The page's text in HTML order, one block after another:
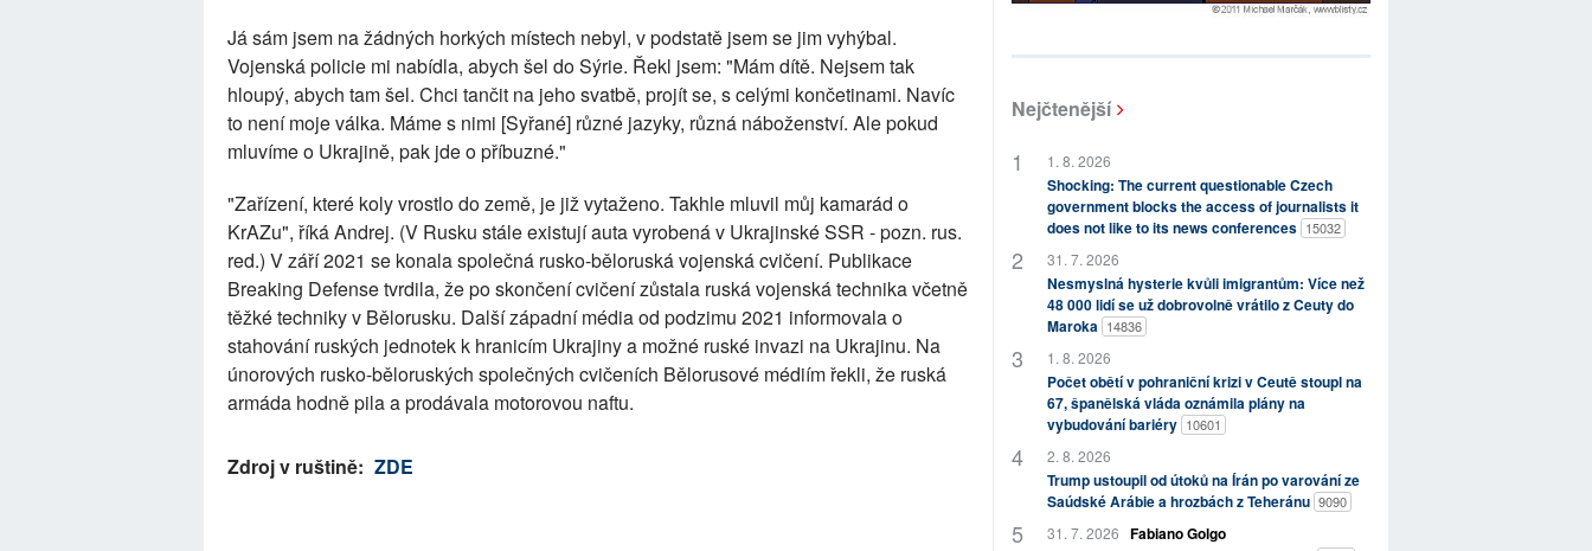
Já sám jsem na žádných horkých místech nebyl, v podstatě jsem se jim vyhýbal.
Vojenská policie mi nabídla, abych šel do Sýrie. Řekl jsem: "Mám dítě. Nejsem tak
hloupý, abych tam šel. Chci tančit na jeho svatbě, projít se, s celými končetinami. Navíc
to není moje válka. Máme s nimi [Syřané] různé jazyky, různá náboženství. Ale pokud
mluvíme o Ukrajině, pak jde o příbuzné."
"Zařízení, které koly vrostlo do země, je již vytaženo. Takhle mluvil můj kamarád o
KrAZu", říká Andrej. (V Rusku stále existují auta vyrobená v Ukrajinské SSR - pozn. rus.
red.) V září 2021 se konala společná rusko-běloruská vojenská cvičení. Publikace
Breaking Defense tvrdila, že po skončení cvičení zůstala ruská vojenská technika včetně
těžké techniky v Bělorusku. Další západní média od podzimu 2021 informovala o
stahování ruských jednotek k hranicím Ukrajiny a možné ruské invazi na Ukrajinu. Na
únorových rusko-běloruských společných cvičeních Bělorusové médiím řekli, že ruská
armáda hodně pila a prodávala motorovou naftu.
Zdroj v ruštině: ZDE
Nejčtenější
1. 8. 2026
Shocking: The current questionable Czech
government blocks the access of journalists it
does not like to its news conferences 15032
31. 7. 2026
Nesmyslná hysterie kvůli imigrantům: Více než
48 000 lidí se už dobrovolně vrátilo z Ceuty do
Maroka 14836
1. 8. 2026
Počet obětí v pohraniční krizi v Ceutě stoupl na
67, španělská vláda oznámila plány na
vybudování bariéry 10601
2. 8. 2026
Trump ustoupil od útoků na Írán po varování ze
Saúdské Arábie a hrozbách z Teheránu 9090
31. 7. 2026 Fabiano Golgo